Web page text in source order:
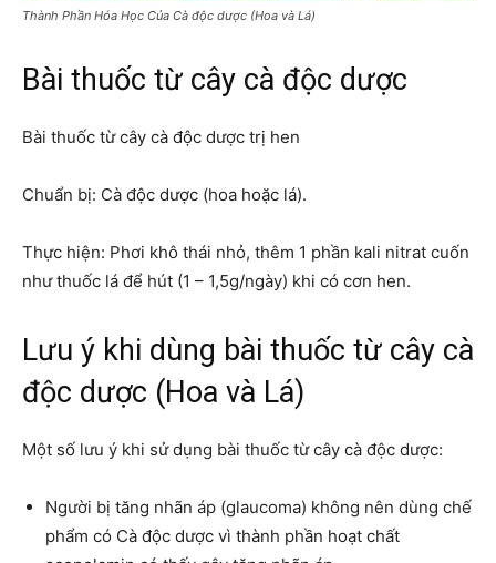
Thành Phần Hóa Học Của Cà độc dược (Hoa và Lá)
Bài thuốc từ cây cà độc dược
Bài thuốc từ cây cà độc dược trị hen
Chuẩn bị: Cà độc dược (hoa hoặc lá).
Thực hiện: Phơi khô thái nhỏ, thêm 1 phần kali nitrat cuốn
như thuốc lá để hút (1 – 1,5g/ngày) khi có cơn hen.
Lưu ý khi dùng bài thuốc từ cây cà
độc dược (Hoa và Lá)
Một số lưu ý khi sử dụng bài thuốc từ cây cà độc dược:
Người bị tăng nhãn áp (glaucoma) không nên dùng chế
phẩm có Cà độc dược vì thành phần hoạt chất